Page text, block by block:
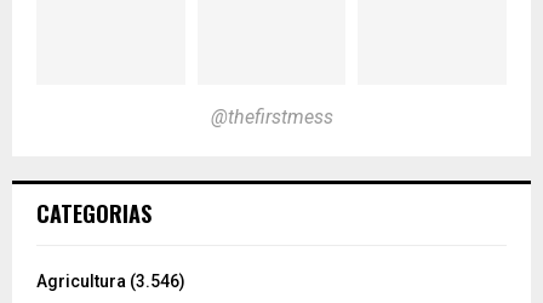
@thefirstmess
CATEGORIAS
Agricultura (3.546)